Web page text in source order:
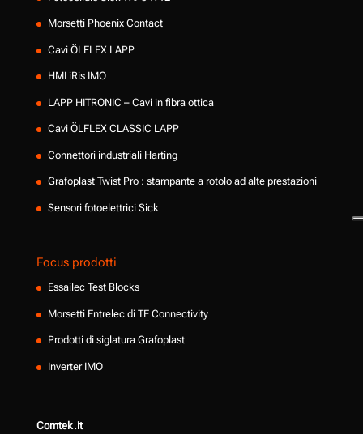
Morsetti Phoenix Contact
Cavi ÖLFLEX LAPP
HMI iRis IMO
LAPP HITRONIC – Cavi in fibra ottica
Cavi ÖLFLEX CLASSIC LAPP
Connettori industriali Harting
Grafoplast Twist Pro : stampante a rotolo ad alte prestazioni
Sensori fotoelettrici Sick
Focus prodotti
Essailec Test Blocks
Morsetti Entrelec di TE Connectivity
Prodotti di siglatura Grafoplast
Inverter IMO
Comtek.it